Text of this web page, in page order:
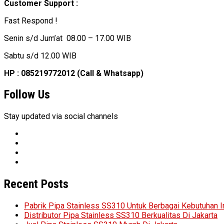
Customer Support :
Fast Respond !
Senin s/d Jum’at 08.00 – 17.00 WIB
Sabtu s/d 12.00 WIB
HP : 085219772012 (Call & Whatsapp)
Follow Us
Stay updated via social channels
Recent Posts
Pabrik Pipa Stainless SS310 Untuk Berbagai Kebutuhan
Distributor Pipa Stainless SS310 Berkualitas Di Jakarta